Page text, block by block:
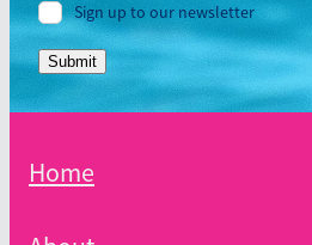
Sign up to our newsletter
Submit
Home